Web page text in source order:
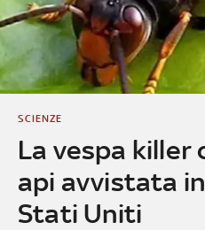
La vespa killer
api avvistata
Stati Uniti
SCIENZE